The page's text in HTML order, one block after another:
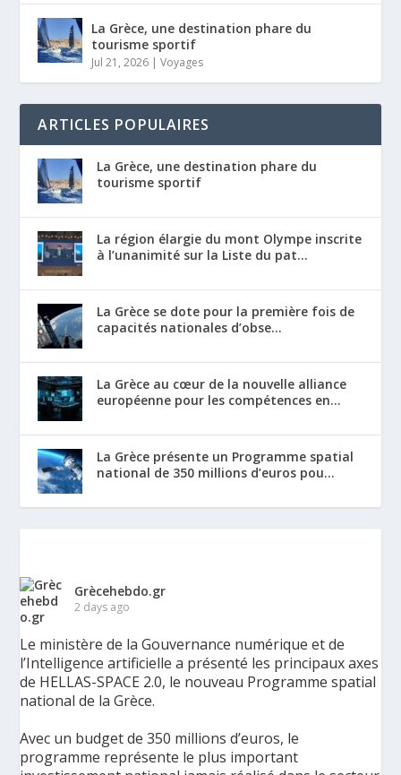
La Grèce, une destination phare du
tourisme sportif
Jul 21, 2026 |Voyages
ARTICLES POPULAIRES
La Grèce, une destination phare du
tourisme sportif
La région élargie du mont Olympe inscrite
à l’unanimité sur la Liste du pat...
La Grèce se dote pour la première fois de
capacités nationales d’obse...
La Grèce au cœur de la nouvelle alliance
européenne pour les compétences en...
La Grèce présente un Programme spatial
national de 350 millions d’euros pou...
Grècehebdo.gr
2 days ago
Le ministère de la Gouvernance numérique et de
l’Intelligence artificielle a présenté les principaux axes
de HELLAS-SPACE 2.0, le nouveau Programme spatial
national de la Grèce.
Avec un budget de 350 millions d’euros, le
programme représente le plus important